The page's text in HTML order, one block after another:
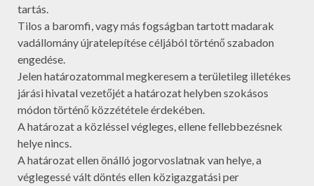
tartás.
Tilos a baromfi, vagy más fogságban tartott madarak
vadállomány újratelepítése céljából történő szabadon
engedése.
Jelen határozatommal megkeresem a területileg illetékes
járási hivatal vezetőjét a határozat helyben szokásos
módon történő közzététele érdekében.
A határozat a közléssel végleges, ellene fellebbezésnek
helye nincs.
A határozat ellen önálló jogorvoslatnak van helye, a
véglegessé vált döntés ellen közigazgatási per